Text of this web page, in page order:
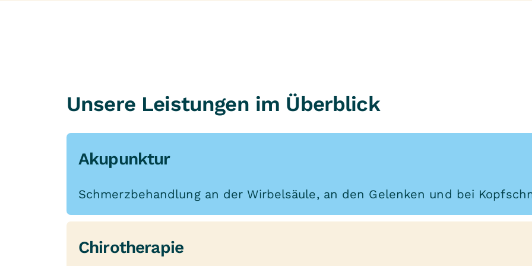
Unsere Leistungen im Überblick
Akupunktur
Schmerzbehandlung an der Wirbelsäule, an den Gelenken und bei
Chirotherapie